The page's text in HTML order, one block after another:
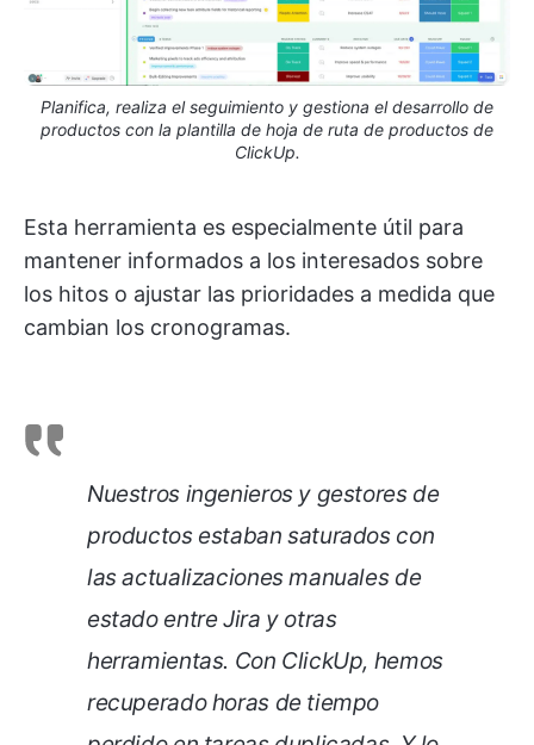
Planifica, realiza el seguimiento y gestiona el desarrollo de
productos con la plantilla de hoja de ruta de productos de
ClickUp.
Esta herramienta es especialmente útil para
mantener informados a los interesados sobre
los hitos o ajustar las prioridades a medida que
cambian los cronogramas.
Nuestros ingenieros y gestores de
productos estaban saturados con
las actualizaciones manuales de
estado entre Jira y otras
herramientas. Con ClickUp, hemos
recuperado horas de tiempo